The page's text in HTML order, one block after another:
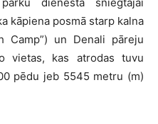
kāpiena posmā starp kalna
Camp”) un Denali pāreju
vietas, kas atrodas tuvu
pēdu jeb 5545 metru (m)